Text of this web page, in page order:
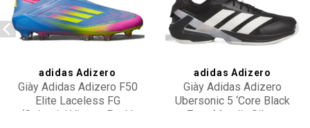
Add to
wishlist
adidas Adizero
Giày Adidas Adizero F50
Elite Laceless FG
‘Celestial Victory Pack’
Add to
wishlist
adidas Adizero
Giày Adidas Adizero
Ubersonic 5 ‘Core Black
Zero Metalic Silver